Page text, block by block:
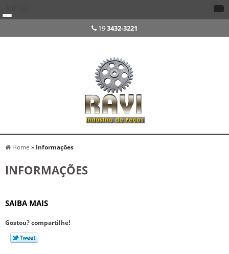
193432-3221
Home » Informações
INFORMAÇÕES
SAIBA MAIS
Gostou? compartilhe!